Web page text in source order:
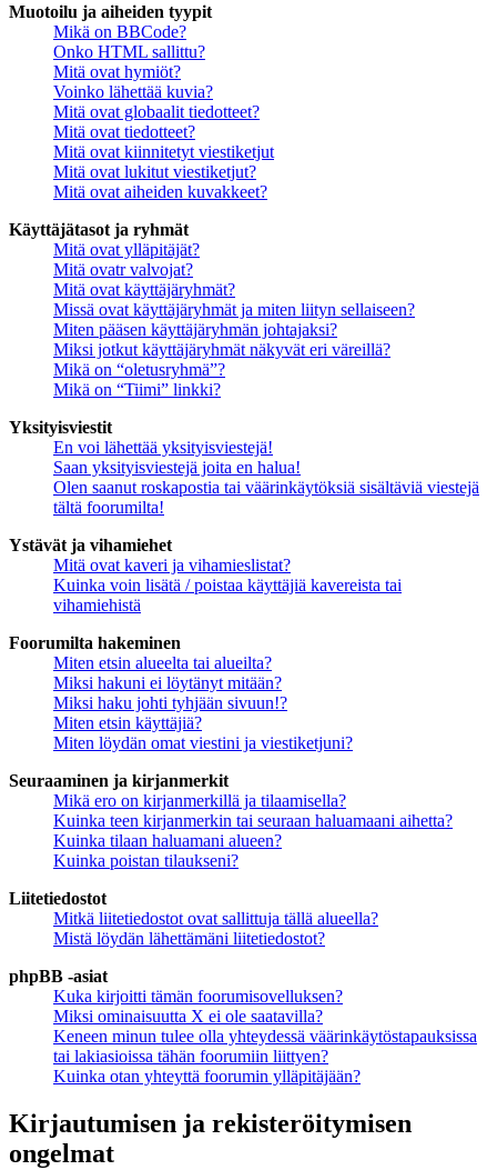
Muotoilu ja aiheiden tyypit
Mikä on BBCode?
Onko HTML sallittu?
Mitä ovat hymiöt?
Voinko lähettää kuvia?
Mitä ovat globaalit tiedotteet?
Mitä ovat tiedotteet?
Mitä ovat kiinnitetyt viestiketjut
Mitä ovat lukitut viestiketjut?
Mitä ovat aiheiden kuvakkeet?
Käyttäjätasot ja ryhmät
Mitä ovat ylläpitäjät?
Mitä ovatr valvojat?
Mitä ovat käyttäjäryhmät?
Missä ovat käyttäjäryhmät ja miten liityn sellaiseen?
Miten pääsen käyttäjäryhmän johtajaksi?
Miksi jotkut käyttäjäryhmät näkyvät eri väreillä?
Mikä on “oletusryhmä”?
Mikä on “Tiimi” linkki?
Yksityisviestit
En voi lähettää yksityisviestejä!
Saan yksityisviestejä joita en halua!
Olen saanut roskapostia tai väärinkäytöksiä sisältäviä viestejä
tältä foorumilta!
Ystävät ja vihamiehet
Mitä ovat kaveri ja vihamieslistat?
Kuinka voin lisätä / poistaa käyttäjiä kavereista tai
vihamiehistä
Foorumilta hakeminen
Miten etsin alueelta tai alueilta?
Miksi hakuni ei löytänyt mitään?
Miksi haku johti tyhjään sivuun!?
Miten etsin käyttäjiä?
Miten löydän omat viestini ja viestiketjuni?
Seuraaminen ja kirjanmerkit
Mikä ero on kirjanmerkillä ja tilaamisella?
Kuinka teen kirjanmerkin tai seuraan haluamaani aihetta?
Kuinka tilaan haluamani alueen?
Kuinka poistan tilaukseni?
Liitetiedostot
Mitkä liitetiedostot ovat sallittuja tällä alueella?
Mistä löydän lähettämäni liitetiedostot?
phpBB -asiat
Kuka kirjoitti tämän foorumisovelluksen?
Miksi ominaisuutta X ei ole saatavilla?
Keneen minun tulee olla yhteydessä väärinkäytöstapauksissa
tai lakiasioissa tähän foorumiin liittyen?
Kuinka otan yhteyttä foorumin ylläpitäjään?
Kirjautumisen ja rekisteröitymisen
ongelmat